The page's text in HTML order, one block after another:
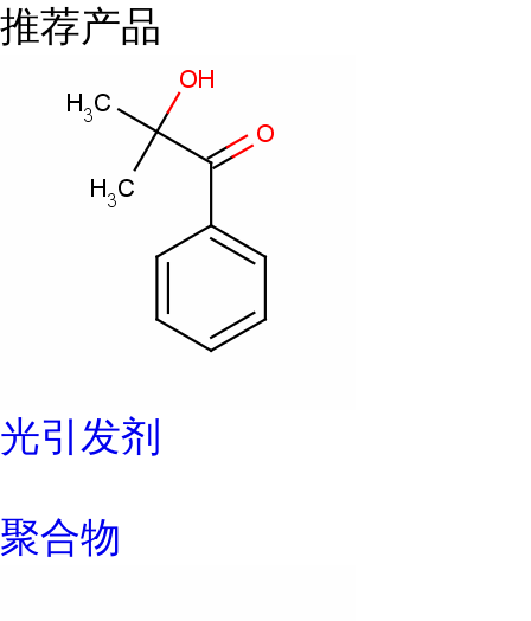
推荐产品
光引发剂
聚合物